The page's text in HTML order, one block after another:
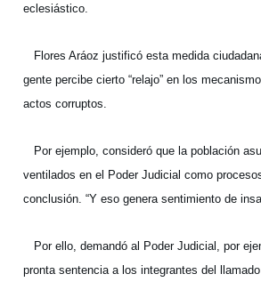
eclesiástico.
Flores Aráoz justificó esta medida
gente percibe cierto “relajo” en los
actos corruptos.
Por ejemplo, consideró que la población
ventilados en el Poder Judicial como
conclusión. “Y eso genera sentimiento de
Por ello, demandó al Poder Judicial, por
pronta sentencia a los integrantes del llamado